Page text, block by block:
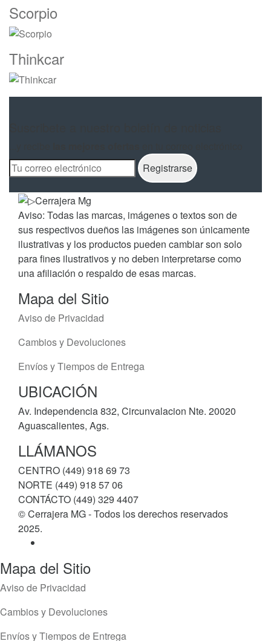
Scorpio
Thinkcar
Aviso: Todas las marcas, imágenes o textos son de
sus respectivos dueños las imágenes son únicamente
ilustrativas y los productos pueden cambiar son solo
para fines ilustrativos y no deben interpretarse como
una afiliación o respaldo de esas marcas.
Mapa del Sitio
Aviso de Privacidad
Cambios y Devoluciones
Envíos y Tiempos de Entrega
UBICACIÓN
Av. Independencia 832, Circunvalacion Nte. 20020
Aguascalientes, Ags.
LLÁMANOS
CENTRO (449) 918 69 73
NORTE (449) 918 57 06
CONTÁCTO (449) 329 4407
© Cerrajera MG - Todos los derechos reservados
2025.
Mapa del Sitio
Aviso de Privacidad
Cambios y Devoluciones
Envíos y Tiempos de Entrega